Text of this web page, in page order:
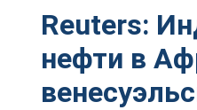
Reuters:
нефти в